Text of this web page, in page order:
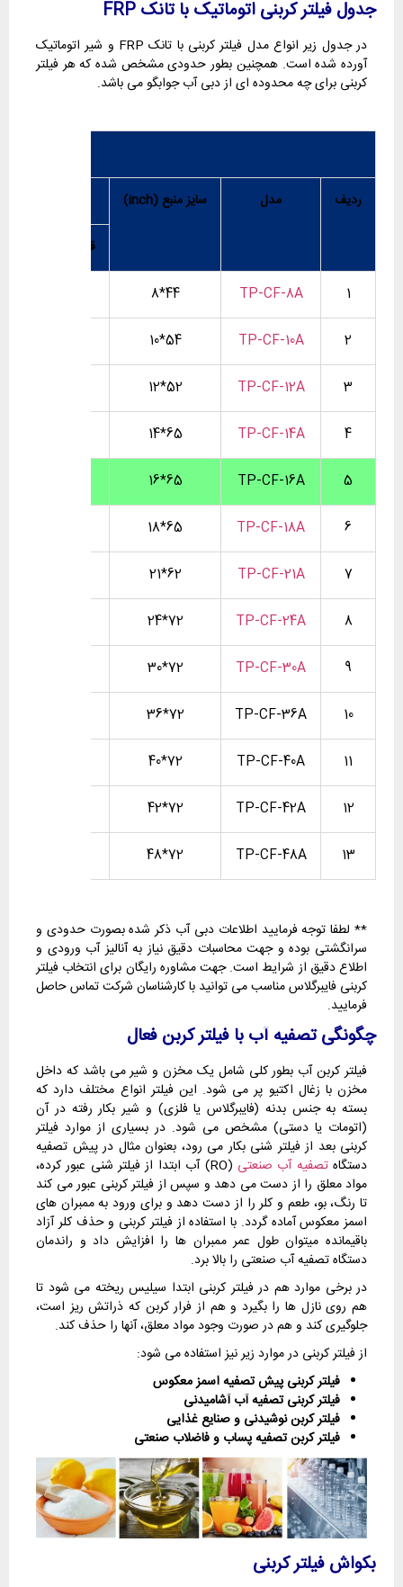
جدول فیلتر کربنی اتوماتیک با تانک FRP
در جدول زیر انواع مدل فیلتر کربنی با تانک FRP و شیر اتوماتیک
آورده شده است. همچنین بطور حدودی مشخص شده که هر فیلتر
کربنی برای چه محدوده ای از دبی آب جوابگو می باشد.
ردیف مدل سایز منبع (inch)
قطر (cm)
1
TP-CF-8A
44*8
2
TP-CF-10A
54*10
3
TP-CF-12A
52*12
4
TP-CF-14A
65*14
5
TP-CF-16A
65*16
6
TP-CF-18A
65*18
7
TP-CF-21A
62*21
8
TP-CF-24A
72*24
9
TP-CF-30A
72*30
10
TP-CF-36A
72*36
11
TP-CF-40A
72*40
12
TP-CF-42A
72*42
13
TP-CF-48A
72*48
** لطفا توجه فرمایید اطلاعات دبی آب ذکر شده بصورت حدودی و
سرانگشتی بوده و جهت محاسبات دقیق نیاز به آنالیز آب ورودی و
اطلاع دقیق از شرایط است. جهت مشاوره رایگان برای انتخاب فیلتر
کربنی فایبرگلاس مناسب می توانید با کارشناسان شرکت تماس حاصل
فرمایید.
چگونگی تصفیه آب با فیلتر کربن فعال
فیلتر کربن آب بطور کلی شامل یک مخزن و شیر می باشد که داخل
مخزن با زغال اکتیو پر می شود. این فیلتر انواع مختلف دارد که
بسته به جنس بدنه (فایبرگلاس یا فلزی) و شیر بکار رفته در آن
(اتومات یا دستی) مشخص می شود. در بسیاری از موارد فیلتر
کربنی بعد از فیلتر شنی بکار می رود، بعنوان مثال در پیش تصفیه
دستگاهتصفیه آب صنعتی
(RO) آب ابتدا از فیلتر شنی عبور کرده،
مواد معلق را از دست می دهد و سپس از فیلتر کربنی عبور می کند
تا رنگ، بو، طعم و کلر را از دست دهد و برای ورود به ممبران های
اسمز معکوس آماده گردد. با استفاده از فیلتر کربنی و حذف کلر آزاد
باقیمانده میتوان طول عمر ممبران ها را افزایش داد و راندمان
دستگاه تصفیه آب صنعتی را بالا برد.
در برخی موارد هم در فیلتر کربنی ابتدا سیلیس ریخته می شود تا
هم روی نازل ها را بگیرد و هم از فرار کربن که ذراتش ریز است،
جلوگیری کند و هم در صورت وجود مواد معلق، آنها را حذف کند.
از فیلتر کربنی در موارد زیر نیز استفاده می شود:
فیلتر کربنی پیش تصفیه اسمز معکوس
فیلتر کربنی تصفیه آب آشامیدنی
فیلتر کربن نوشیدنی و صنایع غذایی
فیلتر کربن تصفیه پساب و فاضلاب صنعتی
بکواش فیلتر کربنی